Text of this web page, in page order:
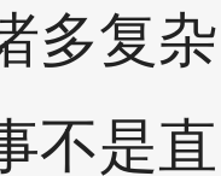
多复杂
不是直